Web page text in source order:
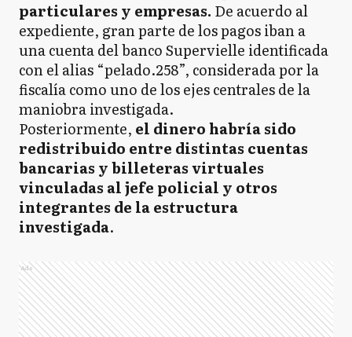
particulares y empresas. De acuerdo al
expediente, gran parte de los pagos iban a
una cuenta del banco Supervielle identificada
con el alias “pelado.258”, considerada por la
fiscalía como uno de los ejes centrales de la
maniobra investigada.
Posteriormente, el dinero habría sido
redistribuido entre distintas cuentas
bancarias y billeteras virtuales
vinculadas al jefe policial y otros
integrantes de la estructura
investigada.
Ads